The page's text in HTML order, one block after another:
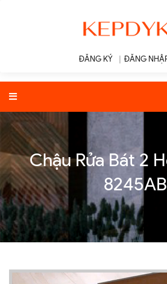
ĐĂNG KÝ ĐĂNG
Chậu Rửa Bát 2
8245AB